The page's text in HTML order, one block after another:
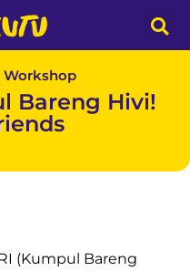
Workshop
Bareng Hivi!
(Kumpul Bareng